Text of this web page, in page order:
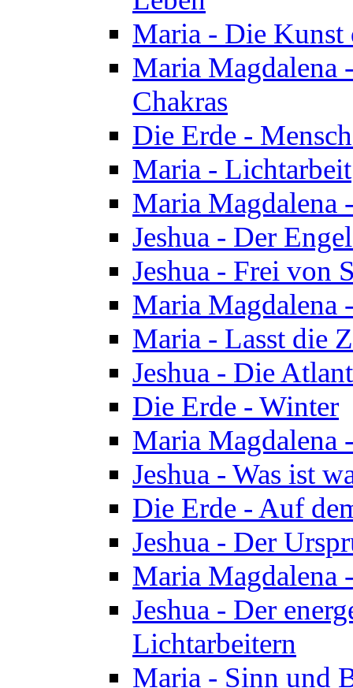
Maria - Die Kunst
Maria Magdalena
Chakras
Die Erde -
Maria - Lichtarbeit
Maria Magdalena
Jeshua - Der
Jeshua - Frei von
Maria Magdalena
Maria - Lasst die
Jeshua - Die
Die Erde - Winter
Maria Magdalena
Jeshua - Was ist
Die Erde - Auf
Jeshua - Der
Maria Magdalena
Jeshua - Der
Lichtarbeitern
Maria - Sinn und